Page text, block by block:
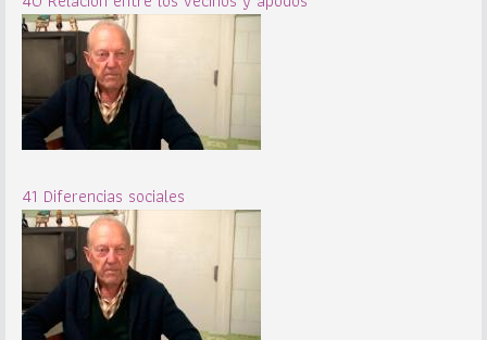
41 Diferencias sociales